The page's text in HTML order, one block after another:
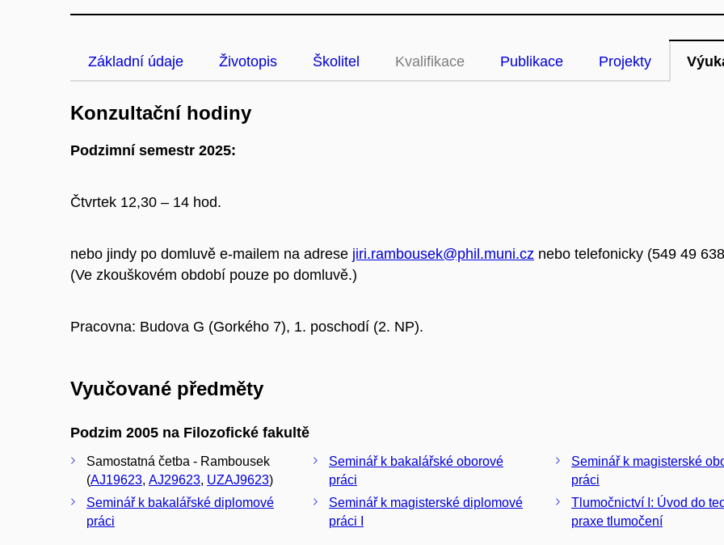
Základní údaje Životopis Školitel Kvalifikace Publikace Projekty
Konzultační hodiny
Podzimní semestr 2025:
Čtvrtek 12,30 – 14 hod.
nebo jindy po domluvě e-mailem na adrese jiri.rambousek@phil.muni.cz nebo telefonicky (549 49
(Ve zkouškovém období pouze po domluvě.)
Pracovna: Budova G (Gorkého 7), 1. poschodí (2. NP).
Vyučované předměty
Podzim 2005 na Filozofické fakultě
Samostatná četba - Rambousek
(AJ19623, AJ29623, UZAJ9623)
Seminář k bakalářské diplomové
práci
Seminář k bakalářské oborové
práci
Seminář k magisterské diplomové
práci I
Seminář k magisterské
práci
Tlumočnictví I: Úvod do
praxe tlumočení